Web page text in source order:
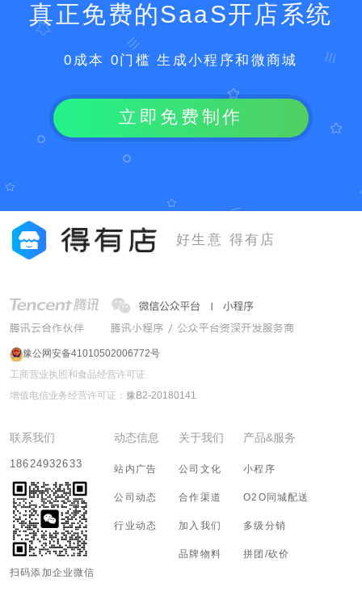
真正免费的SaaS开店系统
0成本 0门槛 生成小程序和微商城
立即免费制作
好生意 得有店
豫公网安备41010502006772号
工商营业执照和食品经营许可证
增值电信业务经营许可证： 豫B2-20180141
联系我们
18624932633
扫码添加企业微信
动态信息
站内广告
公司动态
行业动态
关于我们
公司文化
合作渠道
加入我们
品牌物料
产品&服务
小程序
O2O同城配送
多级分销
拼团/砍价